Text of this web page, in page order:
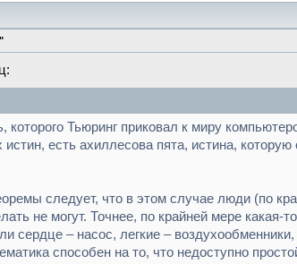
которого Тьюринг приковал к миру
есть ахиллесова пята, истина,
следует, что в этом случае люди (по
не могут. Точнее, по крайней мере
сердце – насос, легкие –
способен на то, что недоступно